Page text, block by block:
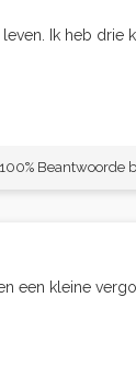
Ik heb drie
100% Beantwoorde
een kleine